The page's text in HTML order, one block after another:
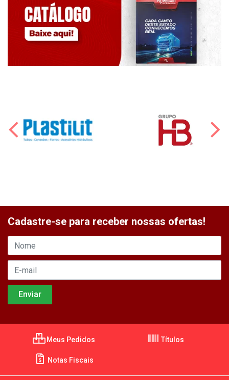
Cadastre-se para receber nossas ofertas!
Meus Pedidos Títulos
Notas Fiscais